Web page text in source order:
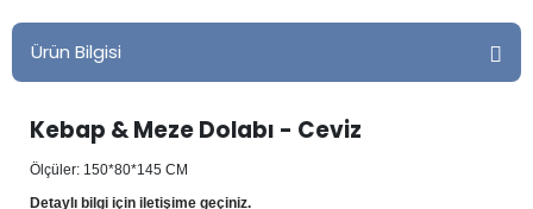
Ürün Bilgisi
Kebap & Meze Dolabı - Ceviz
Ölçüler: 150*80*145 CM
Detaylı bilgi için iletişime geçiniz.